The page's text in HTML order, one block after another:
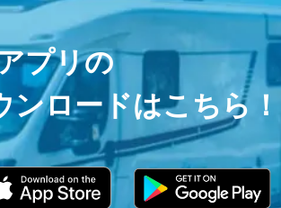
プリの
ンロードはこちら！